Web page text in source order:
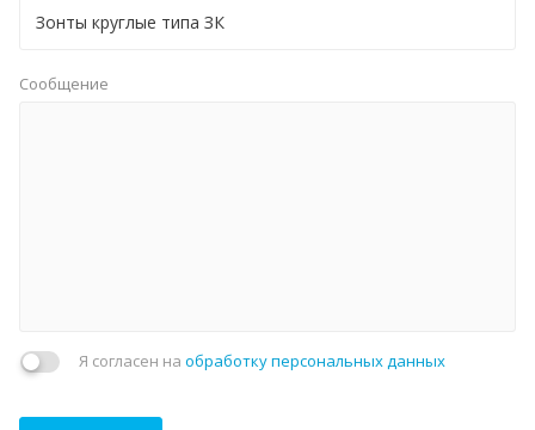
Сообщение
Я согласен на обработку персональных данных